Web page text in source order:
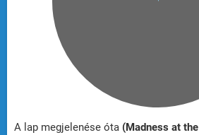
A lap megjelenése óta (Madness at